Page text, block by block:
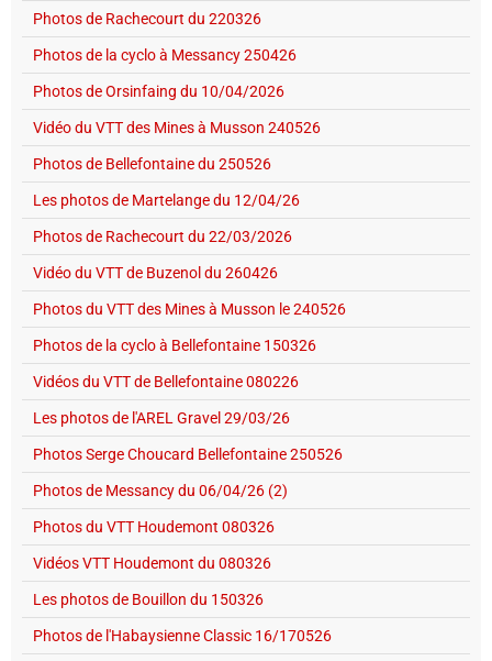
Photos de Rachecourt du 220326
Photos de la cyclo à Messancy 250426
Photos de Orsinfaing du 10/04/2026
Vidéo du VTT des Mines à Musson 240526
Photos de Bellefontaine du 250526
Les photos de Martelange du 12/04/26
Photos de Rachecourt du 22/03/2026
Vidéo du VTT de Buzenol du 260426
Photos du VTT des Mines à Musson le 240526
Photos de la cyclo à Bellefontaine 150326
Vidéos du VTT de Bellefontaine 080226
Les photos de l'AREL Gravel 29/03/26
Photos Serge Choucard Bellefontaine 250526
Photos de Messancy du 06/04/26 (2)
Photos du VTT Houdemont 080326
Vidéos VTT Houdemont du 080326
Les photos de Bouillon du 150326
Photos de l'Habaysienne Classic 16/170526